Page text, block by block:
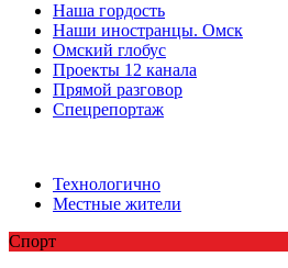
Наша гордость
Наши иностранцы. Омск
Омский глобус
Проекты 12 канала
Прямой разговор
Спецрепортаж
Технологично
Местные жители
Спорт